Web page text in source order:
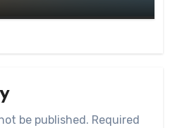
be published. Required